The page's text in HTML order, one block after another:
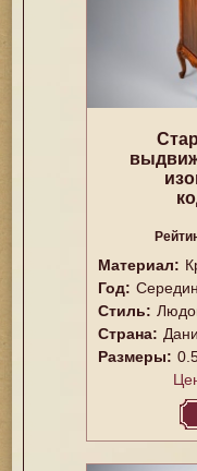
Материал:
Год:
Стиль:
Страна:
Размеры: